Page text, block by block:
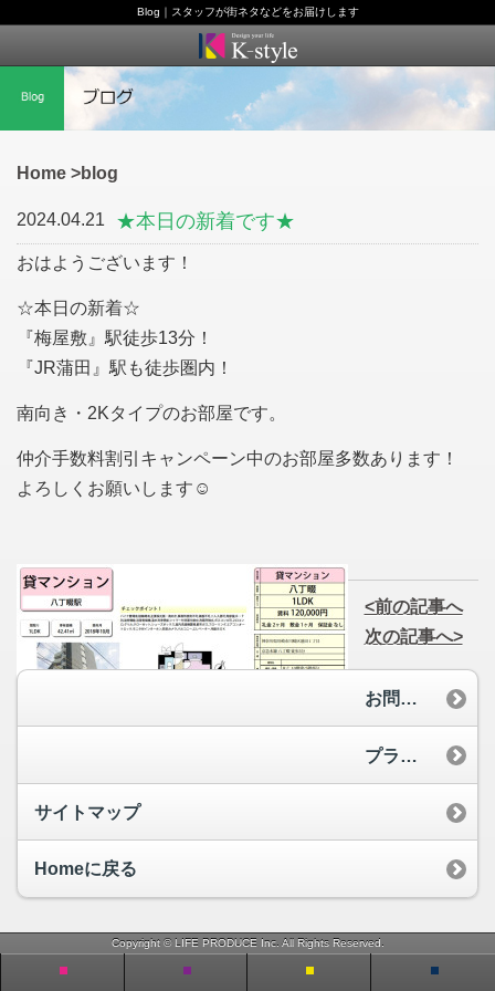
Blog｜スタッフが街ネタなどをお届けします
Home blog
2024.04.21 ★本日の新着です★
おはようございます！
☆本日の新着☆
『梅屋敷』駅徒歩13分！
『JR蒲田』駅も徒歩圏内！
南向き・2Kタイプのお部屋です。
仲介手数料割引キャンペーン中のお部屋多数あります！
よろしくお願いします☺
<前の記事へ
次の記事へ>
お問い合わせ
プライバシーポリシー
サイトマップ
Homeに戻る
Copyright © LIFE PRODUCE Inc. All Rights Reserved.